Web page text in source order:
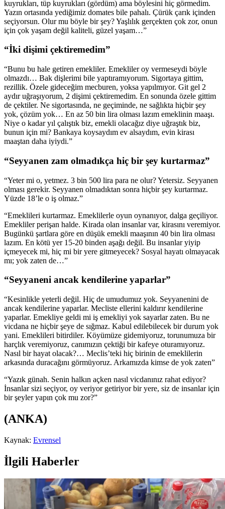
kuyrukları, tüp kuyrukları (gördüm) ama böylesini hiç görmedim.
Yazın ortasında yediğimiz domates bile pahalı. Çürük çarık içinden
seçiyorsun. Olur mu böyle bir şey? Yaşlılık gerçekten çok zor, onun
için çok yaşam değil kaliteli, güzel yaşam…”
“İki dişimi çektiremedim”
“Bunu bu hale getiren emekliler. Emekliler oy vermeseydi böyle
olmazdı… Bak dişlerimi bile yaptıramıyorum. Sigortaya gittim,
rezillik. Özele gideceğim mecburen, yoksa yapılmıyor. Git gel 2
aydır uğraşıyorum, 2 dişimi çektiremedim. En sonunda özele gittim
de çektiler. Ne sigortasında, ne geçiminde, ne sağlıkta hiçbir şey
yok, çözüm yok… En az 50 bin lira olması lazım emeklinin maaşı.
Niye o kadar yıl çalıştık biz, emekli olacağız diye uğraştık biz,
bunun için mi? Bankaya koysaydım ev alsaydım, evin kirası
maaştan daha iyiydi.”
“Seyyanen zam olmadıkça hiç bir şey kurtarmaz”
“Yeter mi o, yetmez. 3 bin 500 lira para ne olur? Yetersiz. Seyyanen
olması gerekir. Seyyanen olmadıktan sonra hiçbir şey kurtarmaz.
Yüzde 18’le o iş olmaz.”
“Emeklileri kurtarmaz. Emeklilerle oyun oynanıyor, dalga geçiliyor.
Emekliler perişan halde. Kirada olan insanlar var, kirasını veremiyor.
Bugünkü şartlara göre en düşük emekli maaşının 40 bin lira olması
lazım. En kötü yer 15-20 binden aşağı değil. Bu insanlar yiyip
içmeyecek mi, hiç mi bir yere gitmeyecek? Sosyal hayatı olmayacak
mı; yok zaten de…”
“Seyyaneni ancak kendilerine yaparlar”
“Kesinlikle yeterli değil. Hiç de umudumuz yok. Seyyanenini de
ancak kendilerine yaparlar. Mecliste ellerini kaldırır kendilerine
yaparlar. Emekliye geldi mi iş emekliyi yok sayarlar zaten. Bu ne
vicdana ne hiçbir şeye de sığmaz. Kabul edilebilecek bir durum yok
yani. Emeklileri bitirdiler. Köyümüze gidemiyoruz, torunumuza bir
harçlık veremiyoruz, canımızın çektiği bir kafeye oturamıyoruz.
Nasıl bir hayat olacak?… Meclis’teki hiç birinin de emeklilerin
arkasında duracağını görmüyoruz. Arkamızda kimse de yok zaten”
“Yazık günah. Senin halkın açken nasıl vicdanınız rahat ediyor?
İnsanlar sizi seçiyor, oy veriyor getiriyor bir yere, siz de insanlar için
bir şeyler yapın çok mu zor?”
(ANKA)
Kaynak: Evrensel
İlgili Haberler